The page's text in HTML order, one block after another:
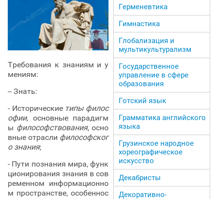
Требования к знаниям и у
мениям:
-- Знать:
- Исторические типы филос
офии, основные парадигм
ы философствования,осно
вные отрасли философског
о знания;
- Пути познания мира, функ
ционирования знания в сов
ременном информационно
м пространстве, особеннос
Герменевтика
Гимнастика
Глобализация и
мультикультурализм
Государственное
управление в сфере
образования
Готский язык
Грамматика английского
языка
Грузинское народное
хореографическое
искусство
Декабристы
Декоративно-